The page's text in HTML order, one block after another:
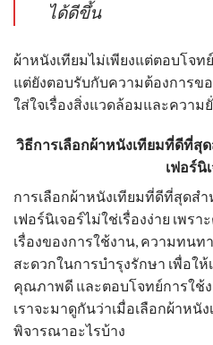
ได้ดีขึ้น
ผ้าหนังเทียมไม่เพียงแต่ตอบโจท
แต่ยังตอบรับกับความต้องการข
ใส่ใจเรื่องสิ่งแวดล้อมและความ
วิธีการเลือกผ้าหนังเทียมที่ดีที่สุ
เฟอร์นิ
การเลือกผ้าหนังเทียมที่ดีที่สุดสำ
เฟอร์นิเจอร์ไม่ใช่เรื่องง่าย เพร
เรื่องของการใช้งาน, ความทนท
สะดวกในการบำรุงรักษา เพื่อใ
คุณภาพดี และตอบโจทย์การใช้
เราจะมาดูกันว่าเมื่อเลือกผ้าหนัง
พิจารณาอะไรบ้าง